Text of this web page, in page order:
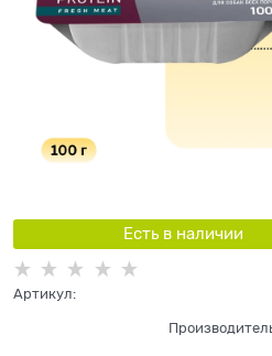
Есть в наличии
Артикул: